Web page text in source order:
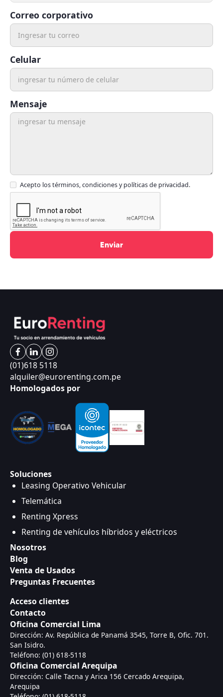
Correo corporativo
Celular
Mensaje
Acepto los términos, condiciones y políticas de privacidad.
Enviar
(01)618 5118
alquiler@eurorenting.com.pe
Homologados por
Soluciones
Leasing Operativo Vehicular
Telemática
Renting Xpress
Renting de vehículos híbridos y eléctricos
Nosotros
Blog
Venta de Usados
Preguntas Frecuentes
Acceso clientes
Contacto
Oficina Comercial Lima
Dirección: Av. República de Panamá 3545, Torre B, Ofic. 701.
San Isidro.
Teléfono: (01) 618-5118
Oficina Comercial Arequipa
Dirección: Calle Tacna y Arica 156 Cercado Arequipa,
Arequipa